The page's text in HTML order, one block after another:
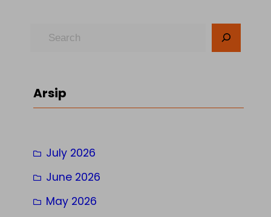
c
Arsip
July 2026
June 2026
May 2026